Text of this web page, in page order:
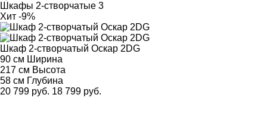
Шкафы 2-створчатые 3
Хит -9%
Шкаф 2-створчатый Оскар 2DG
90 см Ширина
217 см Высота
58 см Глубина
20 799 руб. 18 799 руб.